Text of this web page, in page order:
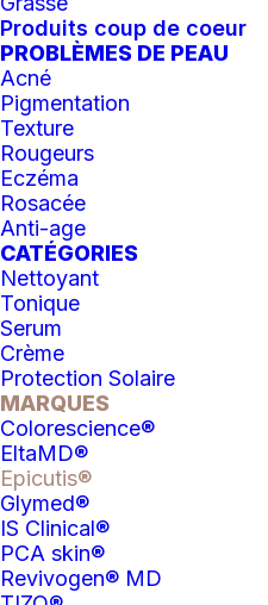
Produits coup de coeur
PROBLÈMES DE PEAU
Acné
Pigmentation
Texture
Rougeurs
Eczéma
Rosacée
Anti-age
CATÉGORIES
Nettoyant
Tonique
Serum
Crème
Protection Solaire
MARQUES
Colorescience®
EltaMD®
Epicutis®
Glymed®
IS Clinical®
PCA skin®
Revivogen® MD
EPICUTIS: